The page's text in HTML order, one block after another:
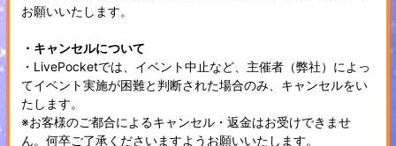
お願いいたします。
・キャンセルについて
・LivePocketでは、イベント中止など、主催者（弊社）によっ
てイベント実施が困難と判断された場合のみ、キャンセルをい
たします。
※お客様のご都合によるキャンセル・返金はお受けできませ
ん。何卒ご了承くださいますようお願いいたします。